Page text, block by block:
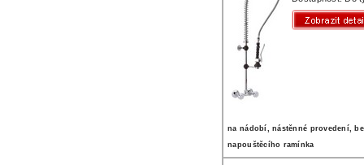
na nádobí, nástěnné provedení,
napouštěcího ramínka